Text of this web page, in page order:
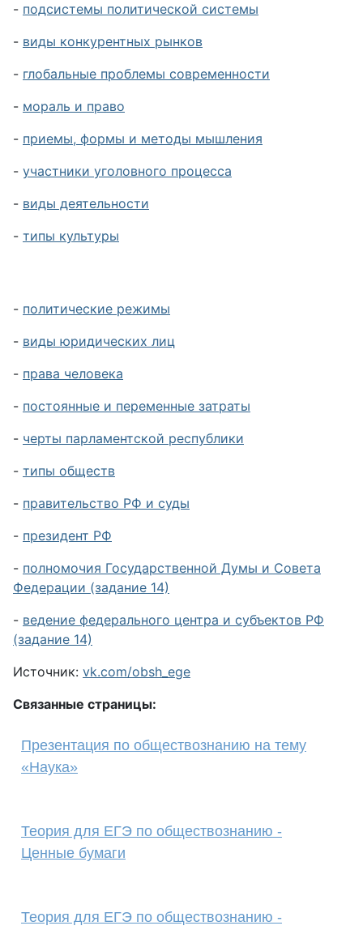
- подсистемы политической системы
- виды конкурентных рынков
- глобальные проблемы современности
- мораль и право
- приемы, формы и методы мышления
- участники уголовного процесса
- виды деятельности
- типы культуры
- политические режимы
- виды юридических лиц
- права человека
- постоянные и переменные затраты
- черты парламентской республики
- типы обществ
- правительство РФ и суды
- президент РФ
- полномочия Государственной Думы и Совета
Федерации (задание 14)
- ведение федерального центра и субъектов РФ
(задание 14)
Источник: vk.com/obsh_ege
Связанные страницы:
Презентация по обществознанию на тему
«Наука»
Теория для ЕГЭ по обществознанию -
Ценные бумаги
Теория для ЕГЭ по обществознанию -